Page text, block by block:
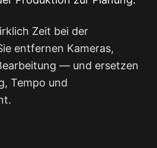
Zeit bei der
entfernen Kameras,
— und ersetzen
Tempo und